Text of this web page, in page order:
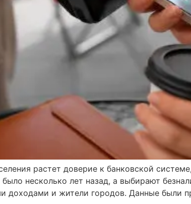
растет доверие к банковской
несколько лет назад, а выбирают
и жители городов. Данные были